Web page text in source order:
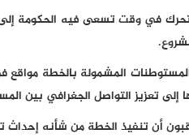
في وقت تسعى فيه الحكومة
المشمولة بالخطة مواقع
إلى تعزيز التواصل الجغرافي بين
أن تنفيذ الخطة من شأنه